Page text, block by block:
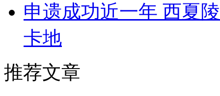
申遗成功近一年 西夏
卡地
推荐文章